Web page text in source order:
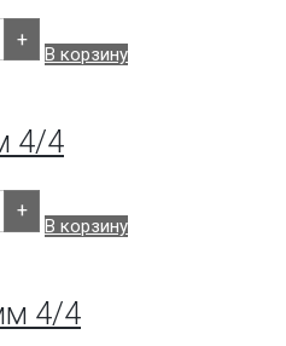
+
В корзину
4/4
+
В корзину
4/4